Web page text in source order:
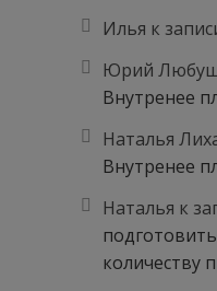
Илья к
Юрий
Внутренее
Наталья
Внутренее
Наталья к
количеству